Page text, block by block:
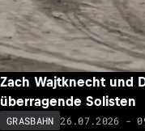
Zach Wajtknecht und
überragende Solisten
GRASBAHN 26.07.2026 -